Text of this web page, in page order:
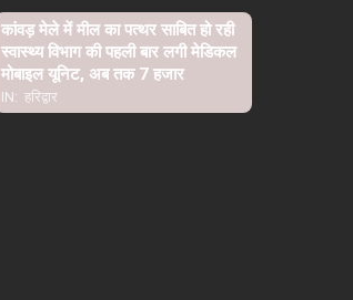
कांवड़ मेले में मील का पत्थर साबित हो रही
स्वास्थ्य विभाग की पहली बार लगी मेडिकल
मोबाइल यूनिट, अब तक 7 हजार
IN: हरिद्वार